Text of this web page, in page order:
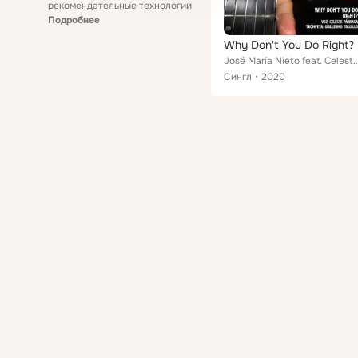
рекомендательные технологии
Подробнее
Why Don't You Do Right?
José María Nieto feat.
Сингл
2020